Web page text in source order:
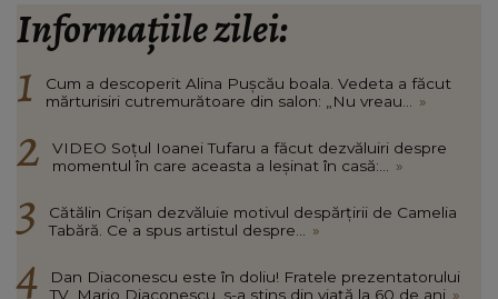
Informațiile zilei:
Cum a descoperit Alina Pușcău boala. Vedeta a făcut
mărturisiri cutremurătoare din salon: „Nu vreau...
»
VIDEO Soțul Ioanei Tufaru a făcut dezvăluiri despre
momentul în care aceasta a leșinat în casă:...
»
Cătălin Crișan dezvăluie motivul despărțirii de Camelia
Tabără. Ce a spus artistul despre...
»
Dan Diaconescu este în doliu! Fratele prezentatorului
TV, Mario Diaconescu, s-a stins din viață la 60 de ani »